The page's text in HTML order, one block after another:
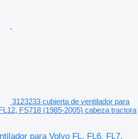
3123233 cubierta de ventilador para
FS718 (1985-2005) cabeza tractora
para Volvo FL, FL6, FL7,